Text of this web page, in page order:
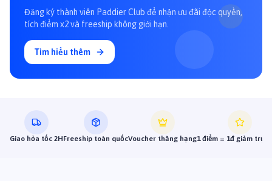
Đăng ký thành viên Paddier Club để nhận ưu đãi độc quyền,
tích điểm x2 và freeship không giới hạn.
Tìm hiểu thêm
Giao hỏa tốc 2HFreeship toàn quốcVoucher thăng hạng1 điểm = 1đ giảm trực